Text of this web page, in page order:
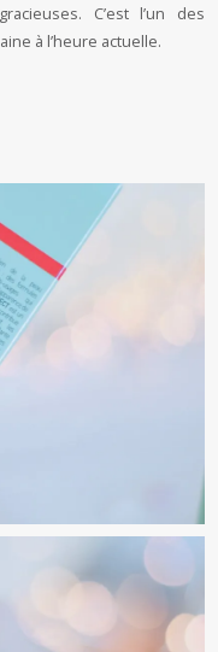
C’est l’un des
à l’heure actuelle.